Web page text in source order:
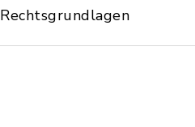
Rechtsgrundlagen